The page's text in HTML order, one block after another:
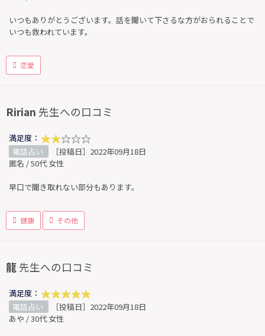
いつもありがとうございます。話を聞いて下さるな方がおられることで
いつも救われています。
恋愛
Ririan 先生への口コミ
満足度：
電話占い
［投稿日］2022年09月18日
匿名 / 50代 女性
早口で聞き取れない部分もあります。
健康 その他
龍 先生への口コミ
満足度：
電話占い
［投稿日］2022年09月18日
あや / 30代 女性